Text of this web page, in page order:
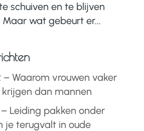
schuiven en te blijven
wat gebeurt er...
– Waarom vrouwen vaker
dan mannen
– Leiding pakken onder
je terugvalt in oude